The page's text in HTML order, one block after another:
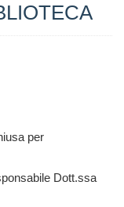
per
Dott.ssa